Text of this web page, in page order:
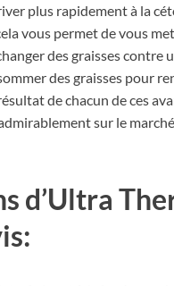
plus rapidement à la
vous permet de vous
des graisses contre
des graisses pour
de chacun de ces
sur le
d’Ultra